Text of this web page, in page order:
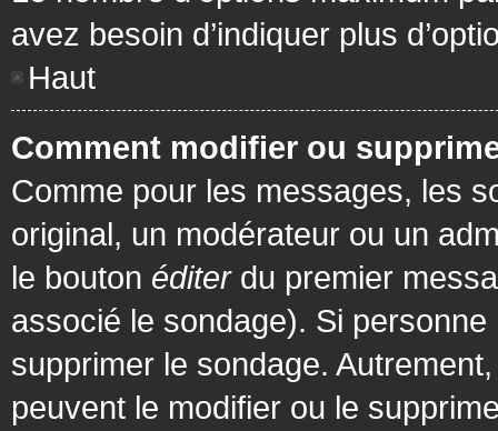
avez besoin d’indiquer plus
Haut
Comment modifier ou
Comme pour les messages, les
original, un modérateur ou un
le bouton éditerdu premier
associé le sondage). Si personne
supprimer le sondage.
peuvent le modifier ou le